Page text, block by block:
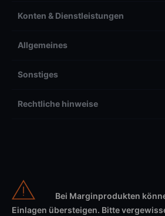
Konten & Dienstleistungen
Allgemeines
Sonstiges
Rechtliche hinweise
Bei Marginprodukten
Einlagen übersteigen. Bitte